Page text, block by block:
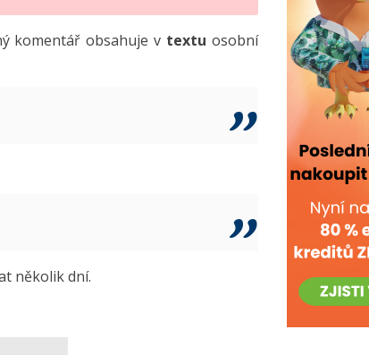
komentář obsahuje v textu osobní
několik dní.